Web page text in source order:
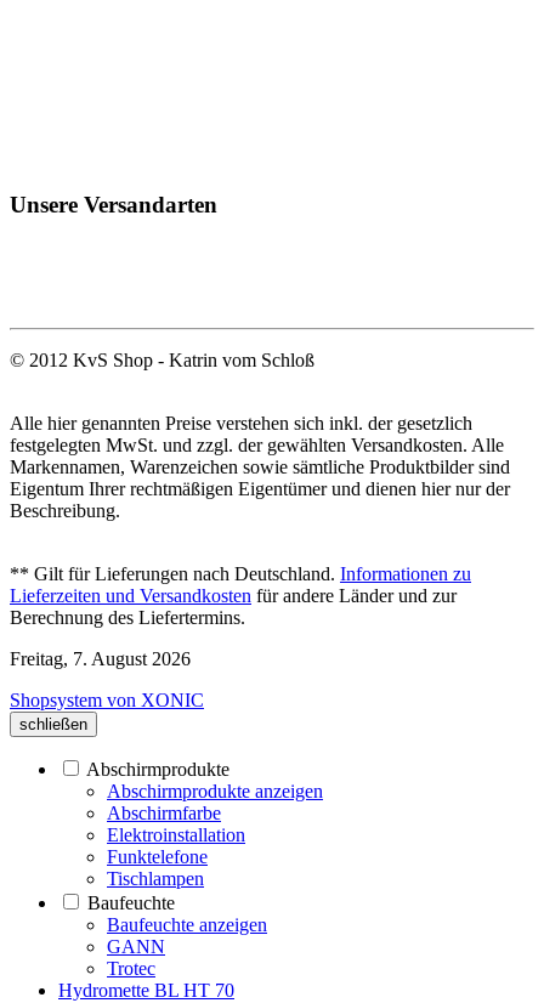
Unsere Versandarten
© 2012 KvS Shop - Katrin vom Schloß
Alle hier genannten Preise verstehen sich inkl. der gesetzlich
festgelegten MwSt. und zzgl. der gewählten Versandkosten. Alle
Markennamen, Warenzeichen sowie sämtliche Produktbilder sind
Eigentum Ihrer rechtmäßigen Eigentümer und dienen hier nur der
Beschreibung.
** Gilt für Lieferungen nach Deutschland. Informationen zu
Lieferzeiten und Versandkosten für andere Länder und zur
Berechnung des Liefertermins.
Freitag, 7. August 2026
Shopsystem von XONIC
schließen
Abschirmprodukte
Abschirmprodukte anzeigen
Abschirmfarbe
Elektroinstallation
Funktelefone
Tischlampen
Baufeuchte
Baufeuchte anzeigen
GANN
Trotec
Hydromette BL HT 70